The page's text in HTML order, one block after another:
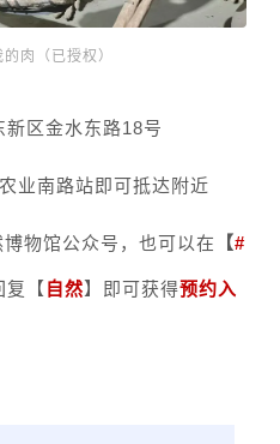
的肉（已授权 ）
区金水东路18号
业南路站即可抵达附近
物馆公众号， 也可以在 【#
复【 自然】 即可获得预约入